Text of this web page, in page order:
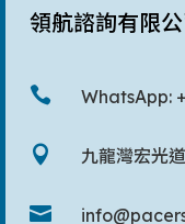
領航諮詢有限
 WhatsApp:
 九龍灣宏光
